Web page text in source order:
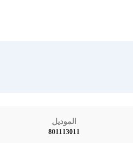
الموديل
801113011